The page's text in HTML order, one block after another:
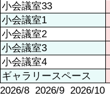
小会議室33
小会議室1
小会議室2
小会議室3
小会議室4
ギャラリースペース
2026/8 2026/9 2026/10